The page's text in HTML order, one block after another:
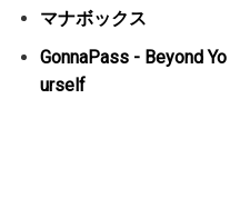
マナボックス
GonnaPass - Beyond Yo
urself